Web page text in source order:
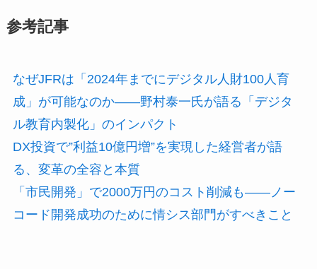
参考記事
なぜJFRは「2024年までにデジタル人財100人育
成」が可能なのか——野村泰一氏が語る「デジタ
ル教育内製化」のインパクト
DX投資で”利益10億円増”を実現した経営者が語
る、変革の全容と本質
「市民開発」で2000万円のコスト削減も——ノー
コード開発成功のために情シス部門がすべきこと